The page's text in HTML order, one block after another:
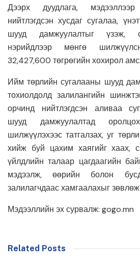
Дээрх дуудлага,
нийтлэгдсэн хусдаг сугалаа,
шууд дамжуулалтыг үзэж,
нэрийдлээр мөнгө
32,427,600 төгрөгийн хохирол
Ийм төрлийн сугалааны шууд
тохиолдолд залилангийн
орчинд нийтлэгдсэн аливаа
шууд дамжуулалтад
шилжүүлэхээс татгалзах, уг
хийж буй цахим хаягийг хаах,
үйлдлийн талаар цагдаагийн
мэдээлж, өөрийн болон
залилагчдаас хамгаалахыг
Мэдээллийн эх сурвалж: gogo.mn
Related Posts